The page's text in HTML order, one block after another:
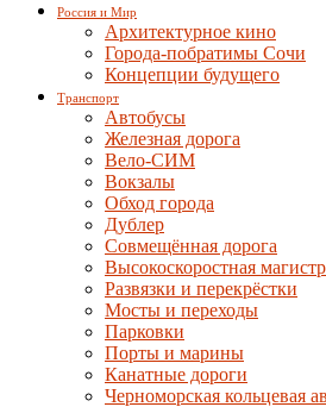
Россия и Мир
Архитектурное кино
Города-побратимы Сочи
Концепции будущего
Транспорт
Автобусы
Железная дорога
Вело-СИМ
Вокзалы
Обход города
Дублер
Совмещённая дорога
Высокоскоростная
Развязки и перекрёстки
Мосты и переходы
Парковки
Порты и марины
Канатные дороги
Черноморская кольцевая